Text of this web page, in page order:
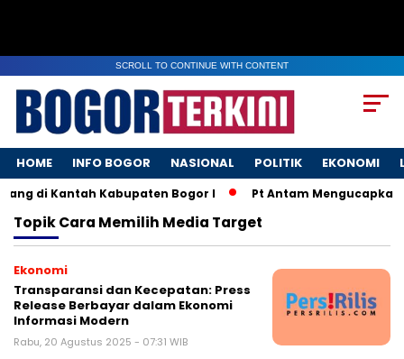
SCROLL TO CONTINUE WITH CONTENT
HOME INFO BOGOR NASIONAL POLITIK EKONOMI
di Kantah Kabupaten Bogor I Pt Antam Mengucapkan
TopikCara Memilih Media Target
Ekonomi
Transparansi dan Kecepatan: Press
Release Berbayar dalam Ekonomi
Informasi Modern
Rabu, 20 Agustus 2025 - 07:31 WIB